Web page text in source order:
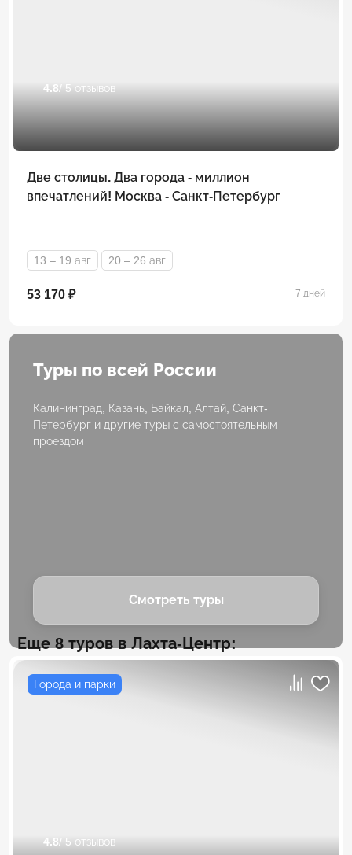
4.8/ 5 отзывов
Две столицы. Два города - миллион
впечатлений! Москва - Санкт-Петербург
13 – 19 авг 20 – 26 авг
53 170 ₽ 7 дней
Туры по всей России
Калининград, Казань, Байкал, Алтай, Санкт-
Петербург и другие туры с самостоятельным
проездом
Смотреть туры
Еще 8 туров в Лахта-Центр:
Города и парки
4.8/ 5 отзывов